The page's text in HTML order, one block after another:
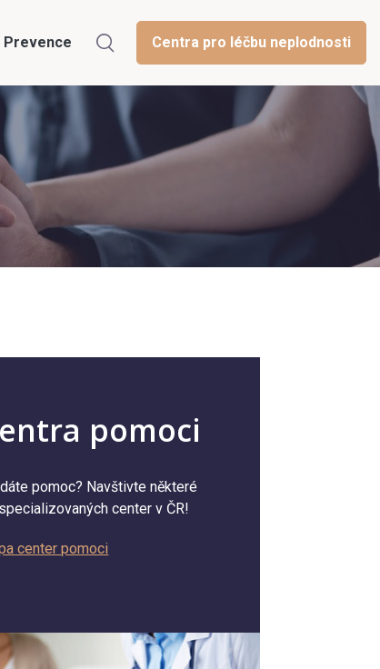
Prevence Centra pro léčbu neplodnosti
pomoci
pomoc? Navštivte některé
center v ČR!
center pomoci